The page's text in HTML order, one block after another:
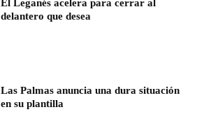
El Leganés acelera para cerrar al
delantero que desea
Las Palmas anuncia una dura situación
en su plantilla